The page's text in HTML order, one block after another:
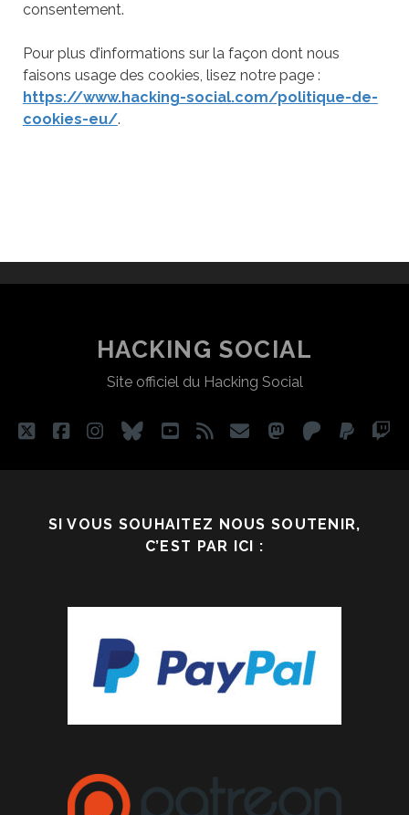
consentement.
Pour plus d’informations sur la façon dont nous
faisons usage des cookies, lisez notre page :
https://www.hacking-social.com/politique-de-
cookies-eu/.
HACKING SOCIAL
Site officiel du Hacking Social
twitterfacebook
instagram
blueskyyoutube
rss emailmastodon
patreon
SI VOUS SOUHAITEZ NOUS SOUTENIR,
C’EST PAR ICI :